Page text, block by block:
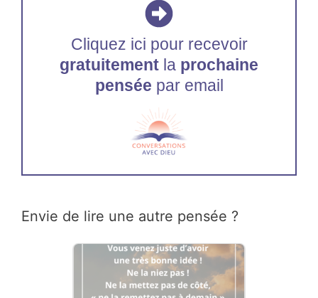
Cliquez ici pour recevoir
gratuitement la prochaine
pensée par email
Envie de lire une autre pensée ?